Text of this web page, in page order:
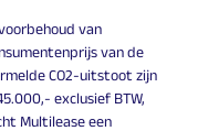
van
van de
CO2-uitstoot zijn
exclusief BTW,
Multilease een